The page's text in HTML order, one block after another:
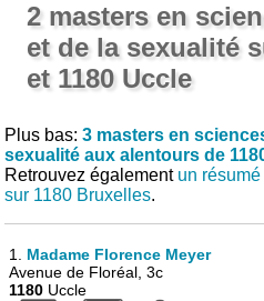
2 masters en
et de la sexualité
et 1180 Uccle
Plus bas:3 masters en
sexualité aux alentours de
Retrouvez également un
sur 1180 Bruxelles.
1. Madame Florence Meyer
Avenue de Floréal, 3c
1180 Uccle